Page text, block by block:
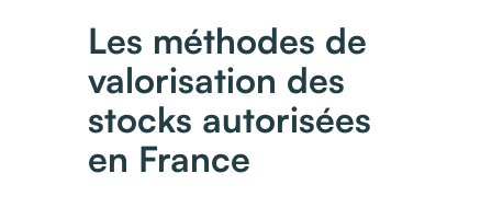
Les méthodes de
valorisation des
stocks autorisées
en France